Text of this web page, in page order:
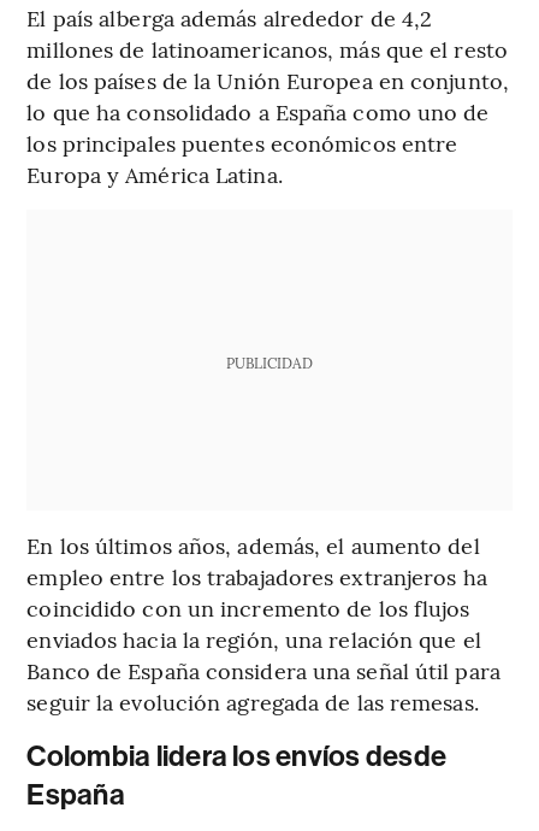
El país alberga además alrededor de 4,2
millones de latinoamericanos, más que el resto
de los países de la Unión Europea en conjunto,
lo que ha consolidado a España como uno de
los principales puentes económicos entre
Europa y América Latina.
PUBLICIDAD
En los últimos años, además, el aumento del
empleo entre los trabajadores extranjeros ha
coincidido con un incremento de los flujos
enviados hacia la región, una relación que el
Banco de España considera una señal útil para
seguir la evolución agregada de las remesas.
Colombia lidera los envíos desde
España